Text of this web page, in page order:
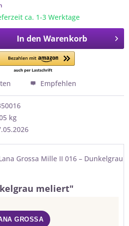
ca. 1-3 Werktage
In den Warenkorb
Empfehlen
kg
Grossa Mille II 016 – Dunkelgrau
meliert"
GROSSA